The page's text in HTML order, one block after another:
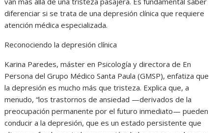
diferenciar si se trata de una depresión clínica que requiere
atención médica especializada.
Reconociendo la depresión clínica
Karina Paredes, máster en Psicología y directora de En
Persona del Grupo Médico Santa Paula (GMSP), enfatiza que
la depresión es mucho más que tristeza. Explica que, a
menudo, “los trastornos de ansiedad —derivados de la
preocupación permanente por el futuro inmediato— pueden
conducir a la depresión, que es un estado persistente que